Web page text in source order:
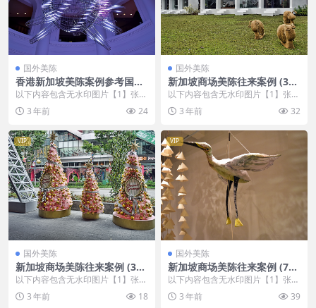
国外美陈
香港新加坡美陈案例参考国外
美陈 (245)昆明市美陈设计图
片大全
以下内容包含无水印图片【1】张
，开通会员无障碍浏览 开通VIP会
员 3 年前 24
国外美陈
新加坡商场美陈往来案例 (313
3)廊坊市美陈联盟
以下内容包含无水印图片【1】张
，开通会员无障碍浏览 开通VIP会
员 3 年前 32
VIP
国外美陈
新加坡商场美陈往来案例 (300
5)许昌市美陈是什么
以下内容包含无水印图片【1】张
，开通会员无障碍浏览 开通VIP会
员 3 年前 18
VIP
国外美陈
新加坡商场美陈往来案例 (78
3)聊城市美程制作
以下内容包含无水印图片【1】张
，开通会员无障碍浏览 开通VIP会
员 3 年前 39